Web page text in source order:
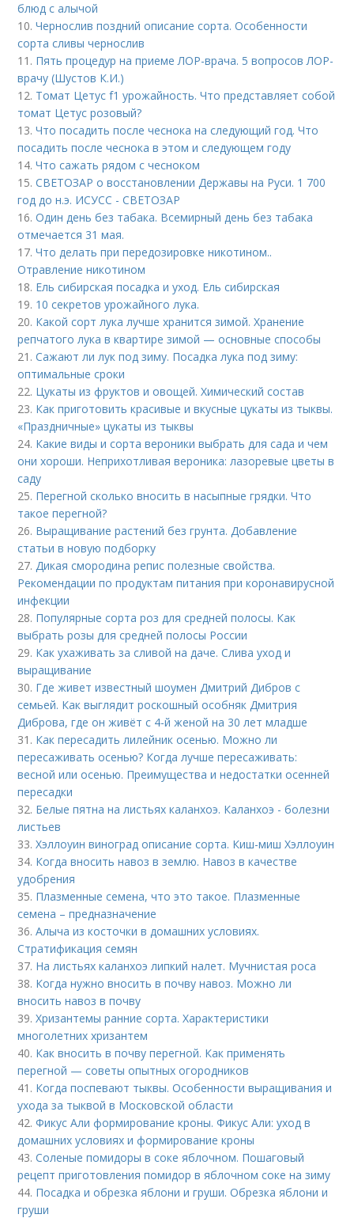
блюд с алычой
10.Чернослив поздний описание сорта. Особенности
сорта сливы чернослив
11. Пять процедур на приеме ЛОР-врача. 5 вопросов ЛОР-
врачу (Шустов К.И.)
12. Томат Цетус f1 урожайность. Что представляет собой
томат Цетус розовый?
13.Что посадить после чеснока на следующий год. Что
посадить после чеснока в этом и следующем году
14.Что сажать рядом с чесноком
15.СВЕТОЗАР о восстановлении Державы на Руси. 1 700
год до н.э. ИСУСС - СВЕТОЗАР
16.Один день без табака. Всемирный день без табака
отмечается 31 мая.
17.Что делать при передозировке никотином..
Отравление никотином
18. Ель сибирская посадка и уход. Ель сибирская
19. 10 секретов урожайного лука.
20. Какой сорт лука лучше хранится зимой. Хранение
репчатого лука в квартире зимой — основные способы
21.Сажают ли лук под зиму. Посадка лука под зиму:
оптимальные сроки
22. Цукаты из фруктов и овощей. Химический состав
23. Как приготовить красивые и вкусные цукаты из тыквы.
«Праздничные» цукаты из тыквы
24. Какие виды и сорта вероники выбрать для сада и чем
они хороши. Неприхотливая вероника: лазоревые цветы в
саду
25. Перегной сколько вносить в насыпные грядки. Что
такое перегной?
26. Выращивание растений без грунта. Добавление
статьи в новую подборку
27.Дикая смородина репис полезные свойства.
Рекомендации по продуктам питания при коронавирусной
инфекции
28. Популярные сорта роз для средней полосы. Как
выбрать розы для средней полосы России
29. Как ухаживать за сливой на даче. Слива уход и
выращивание
30. Где живет известный шоумен Дмитрий Дибров с
семьей. Как выглядит роскошный особняк Дмитрия
Диброва, где он живёт с 4-й женой на 30 лет младше
31. Как пересадить лилейник осенью. Можно ли
пересаживать осенью? Когда лучше пересаживать:
весной или осенью. Преимущества и недостатки осенней
пересадки
32. Белые пятна на листьях каланхоэ. Каланхоэ - болезни
листьев
33.Хэллоуин виноград описание сорта. Киш-миш Хэллоуин
34. Когда вносить навоз в землю. Навоз в качестве
удобрения
35. Плазменные семена, что это такое. Плазменные
семена – предназначение
36.Алыча из косточки в домашних условиях.
Стратификация семян
37. На листьях каланхоэ липкий налет. Мучнистая роса
38. Когда нужно вносить в почву навоз. Можно ли
вносить навоз в почву
39.Хризантемы ранние сорта. Характеристики
многолетних хризантем
40. Как вносить в почву перегной. Как применять
перегной — советы опытных огородников
41. Когда поспевают тыквы. Особенности выращивания и
ухода за тыквой в Московской области
42.Фикус Али формирование кроны. Фикус Али: уход в
домашних условиях и формирование кроны
43.Соленые помидоры в соке яблочном. Пошаговый
рецепт приготовления помидор в яблочном соке на зиму
44. Посадка и обрезка яблони и груши. Обрезка яблони и
груши